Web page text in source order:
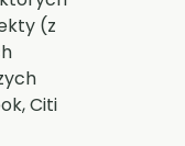
(z
Citi